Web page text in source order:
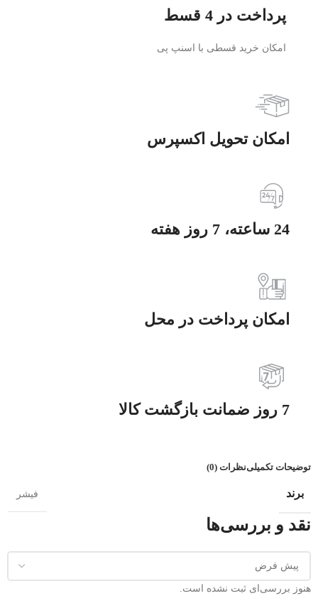
پرداخت در 4 قسط
امکان خرید قسطی با اسنپ پی
امکان تحویل اکسپرس
24 ساعته، 7 روز هفته
امکان پرداخت در محل
7 روز ضمانت بازگشت کالا
توضیحات تکمیلینظرات (0)
برند فیشر
نقد و بررسی‌ها
هنوز بررسی‌ای ثبت نشده است.